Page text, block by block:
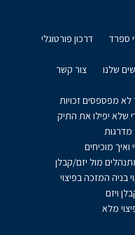
ספרד
דרכון פורטוגלי
שלנו
צור קשר
מפספסים זכויות
שלא יפילו את התיק
מדרגות
ואיך מוכיחים
מול יזם/קבלן
בניה המזכה בפיצוי
ויזם
מלא